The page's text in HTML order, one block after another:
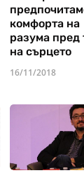
комфорта на
разума пред
на сърцето
16/11/2018